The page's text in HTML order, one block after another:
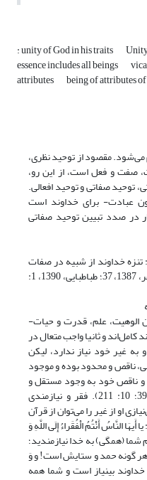
: unity of God in his traits
essence includes all beings
attributes being of attributes
مقصود از توحید نظری،
صفت و فعل است، از این رو،
توحید صفاتی و توحید افعالی.
عبادت- برای خداوند است
201). این نوشتار در صدد تبیین توحید صفاتی
تنزه خداوند از شبیه در صفات
کمالیه و تنزه از صفت زاید بر ذات (مظفر، 1387، 37؛ طباطبایی، 1390، 1:
الوهیت، علم، قدرت و حیات-
کامل‌اند و ثانیا واجب متعال در
غیر خود نیاز ندارد، لیکن
ناقص و محدود بوده و موجود
ناقص خود به وجود مستقل و
بی‌نیاز خداوند محتاج است (همان، 393؛ 10: 211). فقر و نیازمندی
او از غیر را می‌توان از قرآن
النَّاسُ أَنْتُمُ‏ الْفُقَراءُ إِلَى اللَّهِ وَ
(فاطر: 15): اى مردم شما (همگى) به خدا نیازمندید؛
هر گونه حمد و ستایش است! و وَ
وَ أَنْتُمُ‏ الْفُقَراء (محمد: 38): و خداوند بى‏نیاز است و شما همه